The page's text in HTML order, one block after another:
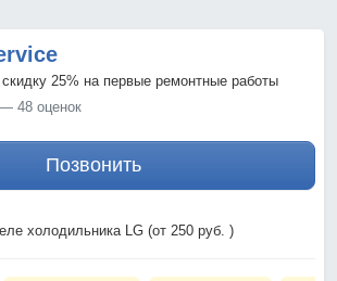
25% на первые ремонтные работы
48 оценок
Позвонить
холодильника LG (от 250 руб. )